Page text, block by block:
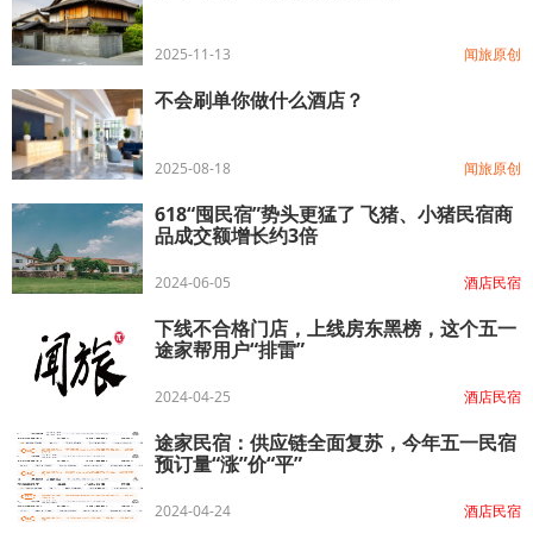
2025-11-13 闻旅原创
不会刷单你做什么酒店？
2025-08-18 闻旅原创
618“囤民宿”势头更猛了 飞猪、小猪民宿商
品成交额增长约3倍
2024-06-05 酒店民宿
下线不合格门店，上线房东黑榜，这个五一
途家帮用户“排雷”
2024-04-25 酒店民宿
途家民宿：供应链全面复苏，今年五一民宿
预订量“涨”价“平”
2024-04-24 酒店民宿